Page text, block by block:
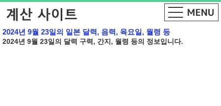
2024년 9월 23일의 일본 달력, 음력, 육요일, 월령 등
2024년 9월 23일의 달력 구력, 간지, 월령 등의 정보입니다.